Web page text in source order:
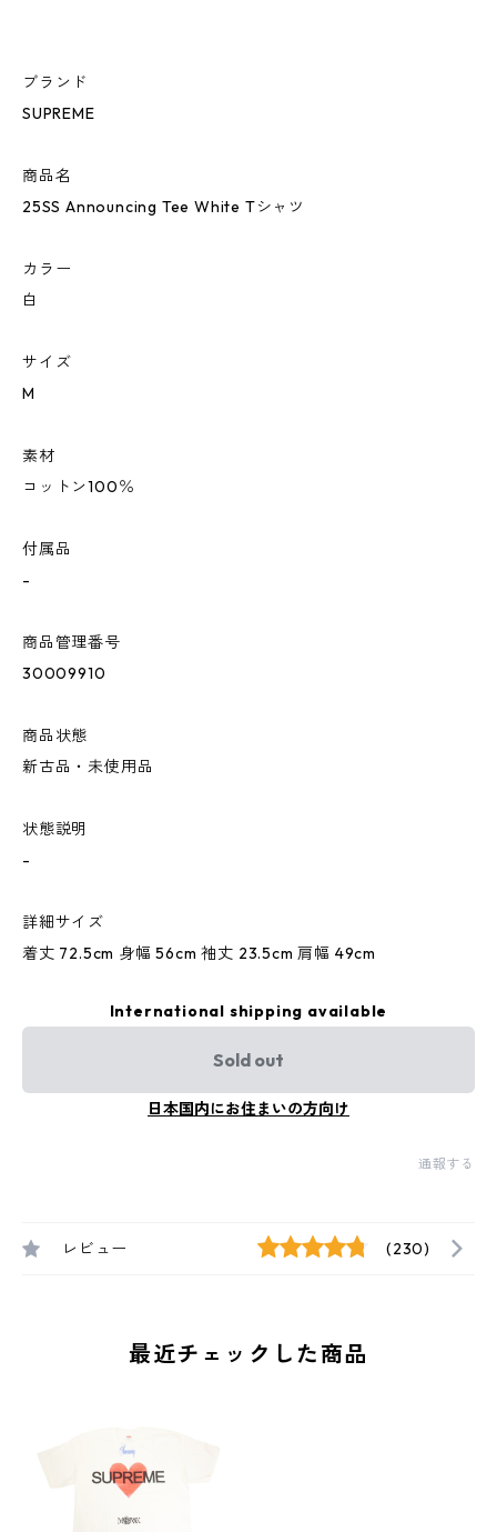
ブランド
SUPREME
商品名
25SS Announcing Tee White Tシャツ
カラー
白
サイズ
M
素材
コットン100％
付属品
-
商品管理番号
30009910
商品状態
新古品・未使用品
状態説明
-
詳細サイズ
着丈 72.5cm 身幅 56cm 袖丈 23.5cm 肩幅 49cm
International shipping available
Sold out
日本国内にお住まいの方向け
通報する
レビュー (230)
最近チェックした商品